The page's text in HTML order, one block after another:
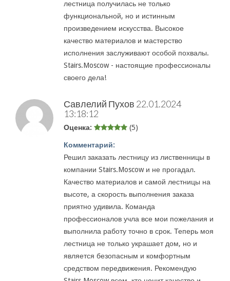
лестница получилась не только
функциональной, но и истинным
произведением искусства. Высокое
качество материалов и мастерство
исполнения заслуживают особой похвалы.
Stairs.Moscow - настоящие профессионалы
своего дела!
Савлелий Пухов 22.01.2024
13:18:12
Оценка: (5)
Комментарий:
Решил заказать лестницу из лиственницы в
компании Stairs.Moscow и не прогадал.
Качество материалов и самой лестницы на
высоте, а скорость выполнения заказа
приятно удивила. Команда
профессионалов учла все мои пожелания и
выполнила работу точно в срок. Теперь моя
лестница не только украшает дом, но и
является безопасным и комфортным
средством передвижения. Рекомендую